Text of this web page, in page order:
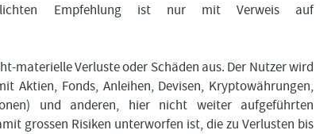
Empfehlung ist nur mit Verweis auf
materielle Verluste oder Schäden aus. Der Nutzer wird
Aktien, Fonds, Anleihen, Devisen, Kryptowährungen,
und anderen, hier nicht weiter aufgeführten
grossen Risiken unterworfen ist, die zu Verlusten bis